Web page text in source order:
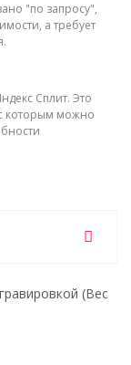
"по запросу",
а требует
Сплит. Это
которым можно
(Вес